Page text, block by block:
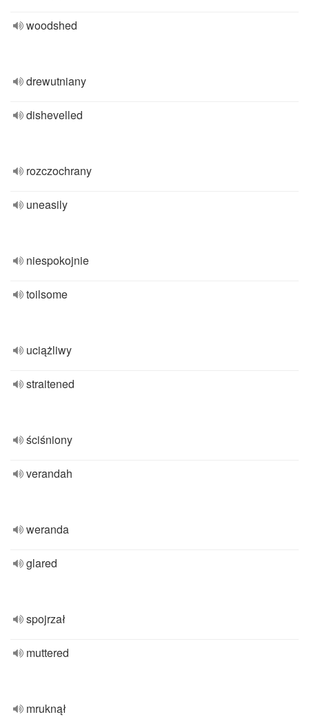
woodshed
drewutniany
dishevelled
rozczochrany
uneasily
niespokojnie
toilsome
uciążliwy
straitened
ściśniony
verandah
weranda
glared
spojrzał
muttered
mruknął